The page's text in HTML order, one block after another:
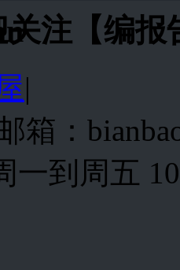
关注【编报
|
箱：
一到周五